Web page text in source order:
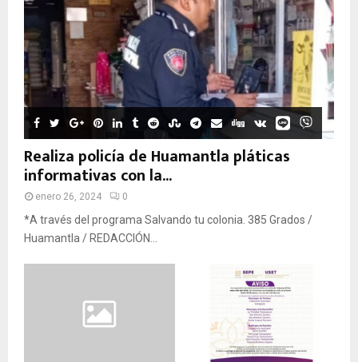
Realiza policía de Huamantla pláticas
informativas con la...
enero 26, 2024 0
*A través del programa Salvando tu colonia. 385 Grados /
Huamantla / REDACCIÓN...